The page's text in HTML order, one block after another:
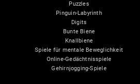
Puzzles
Pinguin-Labyrinth
Digits
Bunte Biene
Knallbiene
Spiele für mentale Beweglichkeit
Online-Gedächtnisspiele
Gehirnjogging-Spiele